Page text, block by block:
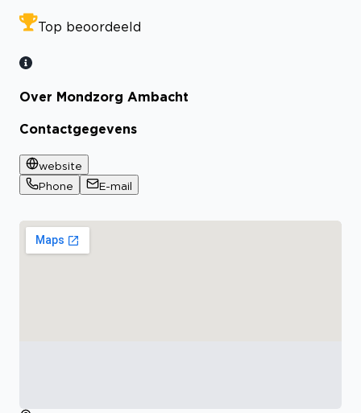
Top beoordeeld
Over Mondzorg Ambacht
Contactgegevens
website
Phone
E-mail